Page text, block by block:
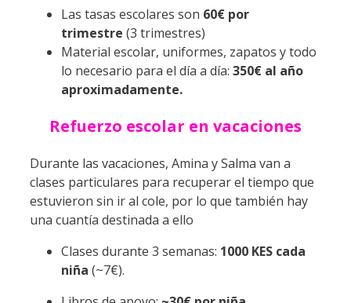
Las tasas escolares son 60€ por
trimestre (3 trimestres)
Material escolar, uniformes, zapatos y todo
lo necesario para el día a día: 350€ al año
aproximadamente.
Refuerzo escolar en vacaciones
Durante las vacaciones, Amina y Salma van a
clases particulares para recuperar el tiempo que
estuvieron sin ir al cole, por lo que también hay
una cuantía destinada a ello
Clases durante 3 semanas: 1000 KES cada
niña (~7€).